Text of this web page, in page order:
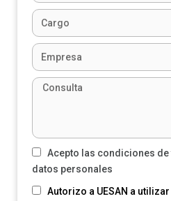
Acepto las condiciones
datos personales
Autorizo a UESAN a